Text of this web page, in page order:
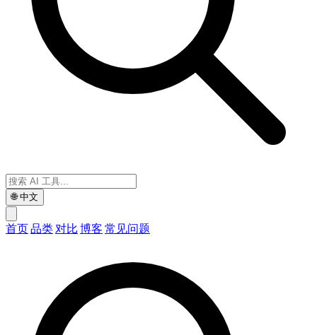
🌐中文
首页品类对比 博客 常见问题